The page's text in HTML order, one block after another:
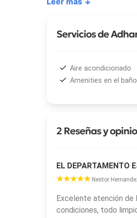
• Apartamento familiar
Los departamentos de
con bidet, ducha y
al viaje. Algunas
Entre los servicios
llegar en
principales puntos de
Servicios de
Aire acondicionado
Amenities en el baño
2 Reseñas y
EL DEPARTAMENTO
Nestor
Excelente atención de
condiciones, todo